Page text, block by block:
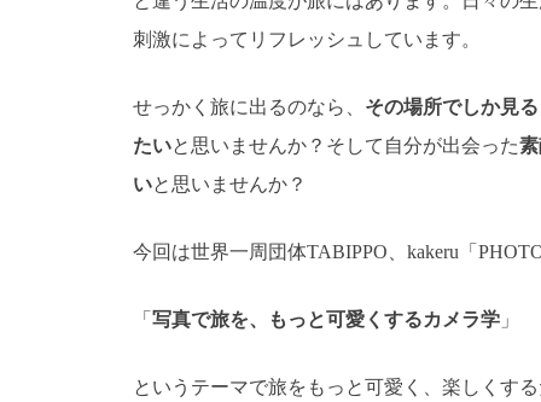
刺激によってリフレッシュしています。
せっかく旅に出るのなら、 その場所でしか見
たいと思いませんか？そして自分が出会った
いと思いませんか？
今回は世界一周団体TABIPPO、kakeru「
「 写真で旅を、もっと可愛くするカメラ学 」
というテーマで旅をもっと可愛く、楽しくす